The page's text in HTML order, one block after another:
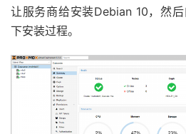
让服务商给安装Debian 10，然
下安装过程。